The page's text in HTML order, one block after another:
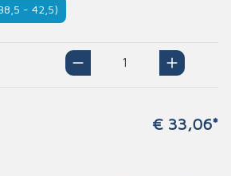
- 42,5)
€ 33,06*